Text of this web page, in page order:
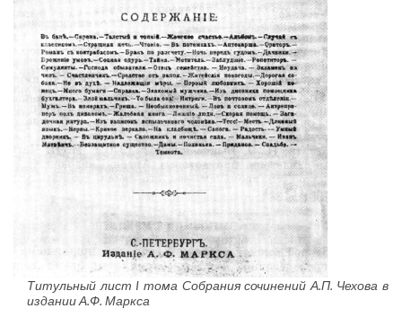
Титульный лист I тома Собрания сочинений А.П. Чехова в
издании А.Ф. Маркса